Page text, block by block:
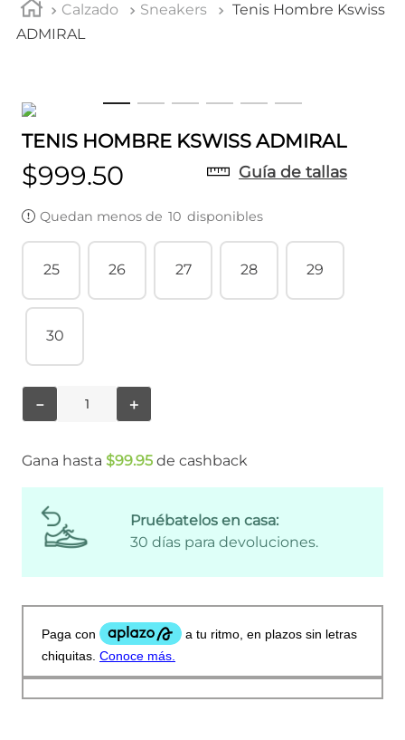
Calzado Sneakers
Tenis Hombre Kswiss
ADMIRAL
TENIS HOMBRE KSWISS ADMIRAL
$999.50 Guía de tallas
Quedan menos de 10 disponibles
25 26 27 28 29
30
＋
－
Gana hasta $99.95 de cashback
Pruébatelos en casa:
30 días para devoluciones.
5. tenis niña